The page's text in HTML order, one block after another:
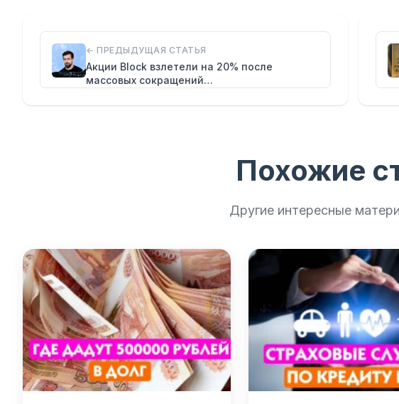
← ПРЕДЫДУЩАЯ СТАТЬЯ
Акции Block взлетели на 20% после
массовых сокращений…
Похожие
Другие интересные